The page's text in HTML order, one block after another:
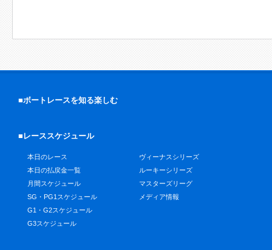
■ボートレースを知る楽しむ
■レーススケジュール
本日のレース
本日の払戻金一覧
月間スケジュール
SG・PG1スケジュール
G1・G2スケジュール
G3スケジュール
ヴィーナスシリーズ
ルーキーシリーズ
マスターズリーグ
メディア情報